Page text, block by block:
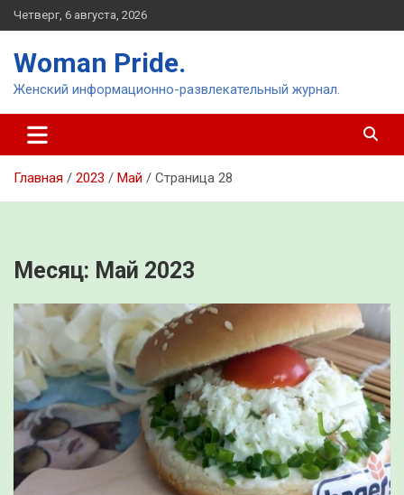
Перейти
к
Четверг, 6 августа, 2026
Woman Pride.
Женский информационно-развлекательный журнал.
Главная 2023 Май Страница 28
Месяц: Май 2023